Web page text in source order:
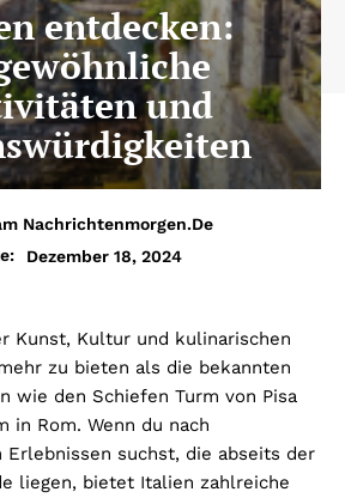
entdecken:
und
Nachrichtenmorgen.de
Dezember 18, 2024
Kunst, Kultur und kulinarischen
zu bieten als die bekannten
wie den Schiefen Turm von Pisa
in Rom. Wenn du nach
Erlebnissen suchst, die abseits der
liegen, bietet Italien zahlreiche